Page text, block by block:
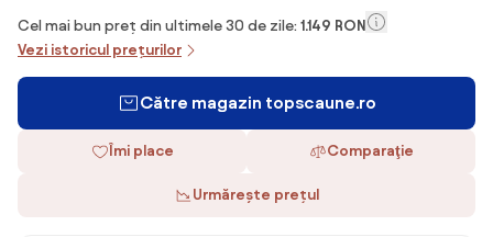
Cel mai bun preț din ultimele 30 de zile: 1.149 RON
Vezi istoricul prețurilor
Către magazin topscaune.ro
Îmi place Comparaţie
Urmărește prețul